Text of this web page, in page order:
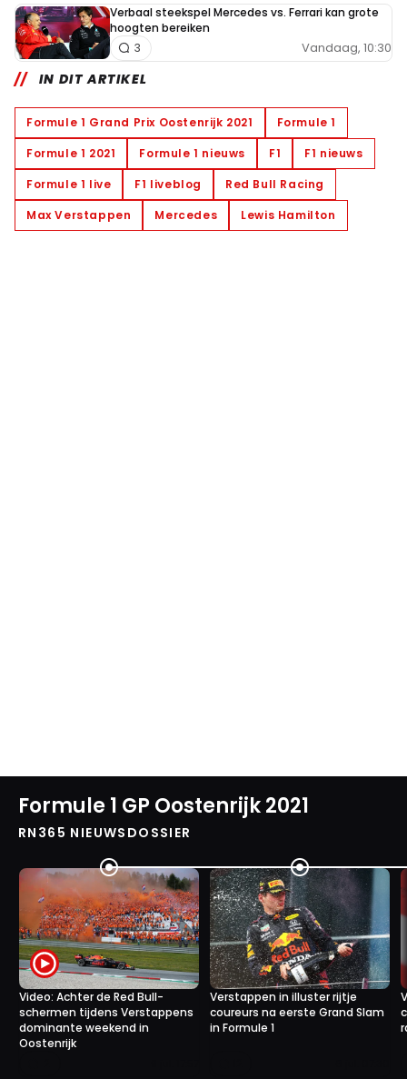
Verbaal steekspel Mercedes vs. Ferrari kan grote
hoogten bereiken
Vandaag, 10:30
3
IN DIT ARTIKEL
Formule 1 Grand Prix Oostenrijk 2021
Formule 1
Formule 1 2021
Formule 1 nieuws F1
F1 nieuws
Formule 1 live
F1 liveblog
Red Bull Racing
Max Verstappen
Mercedes Lewis Hamilton
Formule 1 GP Oostenrijk 2021
RN365 NIEUWSDOSSIER
Video: Achter de Red Bull-
schermen tijdens Verstappens
dominante weekend in
Oostenrijk
Verstappen in illuster rijtje
coureurs na eerste Grand Slam
in Formule 1